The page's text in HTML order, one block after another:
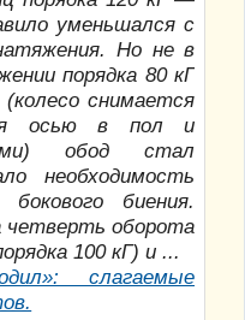
уменьшался с
Но не в
порядка 80 кГ
снимается
осью в пол и
обод стал
необходимость
биения.
оборота
100 кГ) и ...